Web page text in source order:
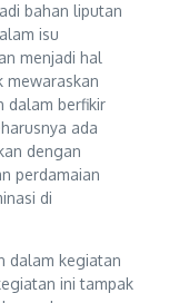
bahan liputan
isu
menjadi hal
mewaraskan
dalam berfikir
ada
dengan
perdamaian
di
dalam kegiatan
ini tampak